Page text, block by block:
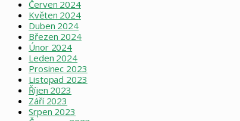
Červen 2024
Květen 2024
Duben 2024
Březen 2024
Únor 2024
Leden 2024
Prosinec 2023
Listopad 2023
Říjen 2023
Září 2023
Srpen 2023